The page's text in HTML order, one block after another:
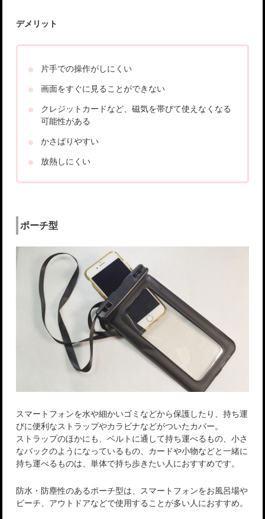
デメリット
片手での操作がしにくい
画面をすぐに見ることができない
クレジットカードなど、磁気を帯びて使えなくなる
可能性がある
かさばりやすい
放熱しにくい
ポーチ型
スマートフォンを水や細かいゴミなどから保護したり、持ち運
びに便利なストラップやカラビナなどがついたカバー。
ストラップのほかにも、ベルトに通して持ち運べるもの、小さ
なバックのようになっているもの、カードや小物などと一緒に
持ち運べるものは、単体で持ち歩きたい人におすすめです。
防水・防塵性のあるポーチ型は、スマートフォンをお風呂場や
ビーチ、アウトドアなどで使用することが多い人におすすめ。